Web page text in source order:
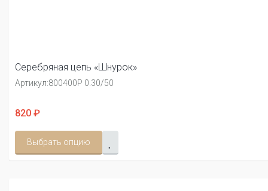
Серебряная цепь «Шнурок»
Артикул:800400Р 0.30/50
820 ₽
Выбрать опцию